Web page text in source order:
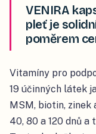
VENIRA
pleť je
poměrem
Vitamíny pro
19 účinných látek
MSM, biotin, zinek
40, 80 a 120 dnů